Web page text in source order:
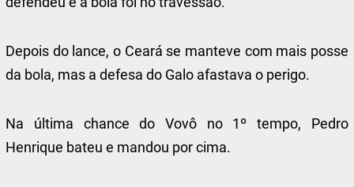
Depois do lance, o Ceará se manteve com mais posse
da bola, mas a defesa do Galo afastava o perigo.
Na última chance do Vovô no 1º tempo, Pedro
Henrique bateu e mandou por cima.